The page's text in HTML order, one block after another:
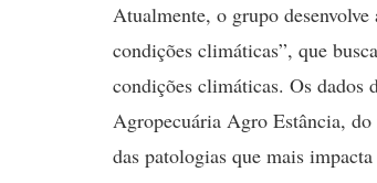
Atualmente, o grupo
condições climáticas”, que
condições climáticas. Os dados
Agropecuária Agro Estância,
das patologias que mais